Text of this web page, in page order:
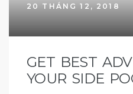
20 THÁNG 12, 2018
GET BEST
YOUR SIDE